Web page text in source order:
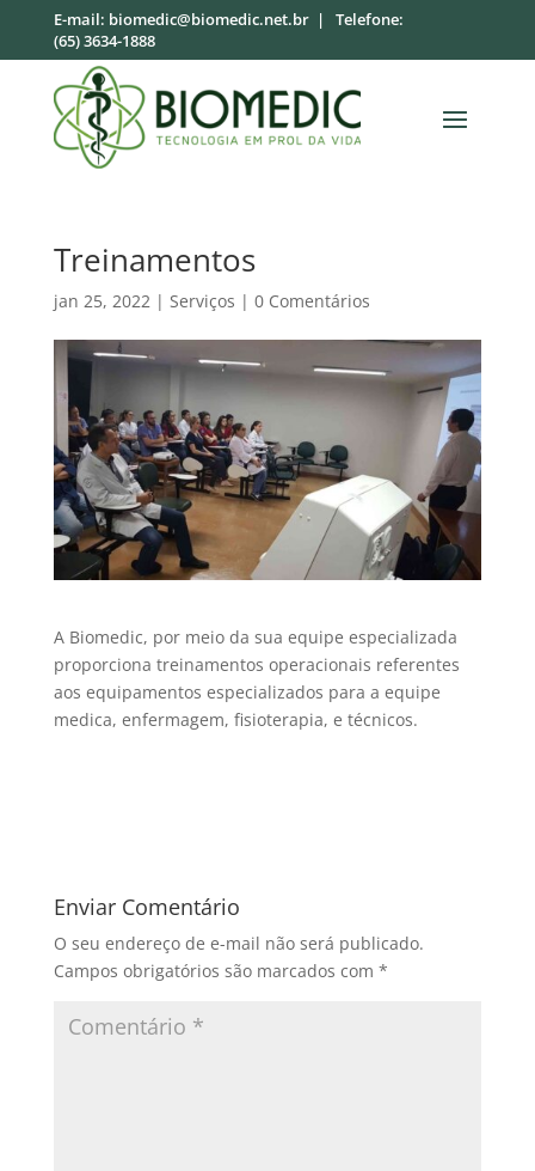
E-mail: biomedic@biomedic.net.br| Telefone:
(65) 3634-1888
Treinamentos
jan 25, 2022 | Serviços | 0 Comentários
A Biomedic, por meio da sua equipe especializada
proporciona treinamentos operacionais referentes
aos equipamentos especializados para a equipe
medica, enfermagem, fisioterapia, e técnicos.
Enviar Comentário
O seu endereço de e-mail não será publicado.
Campos obrigatórios são marcados com *